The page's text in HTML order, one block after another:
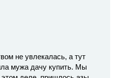
не увлекалась, а тут
мужа дачу купить. Мы